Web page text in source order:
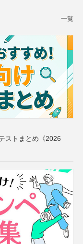
一覧
ストまとめ《2026